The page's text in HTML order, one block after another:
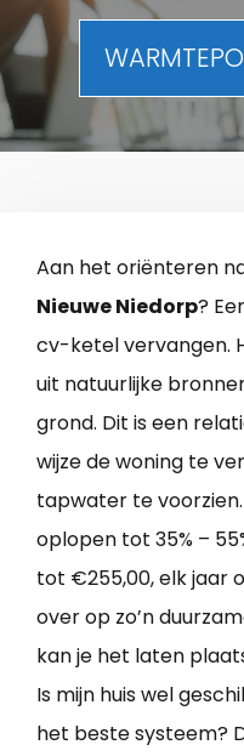
Aan het oriënteren
Nieuwe Niedorp?
cv-ketel vervangen.
uit natuurlijke
grond. Dit is een
wijze de woning te
tapwater te
oplopen tot 35% –
tot €255,00, elk jaar
over op zo’n
kan je het laten
Is mijn huis wel
het beste systeem?